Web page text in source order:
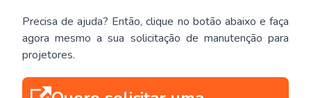
Precisa de ajuda? Então, clique no botão abaixo e faça
agora mesmo a sua solicitação de manutenção para
projetores.